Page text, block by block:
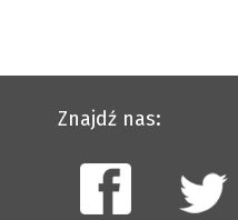
Znajdź nas: